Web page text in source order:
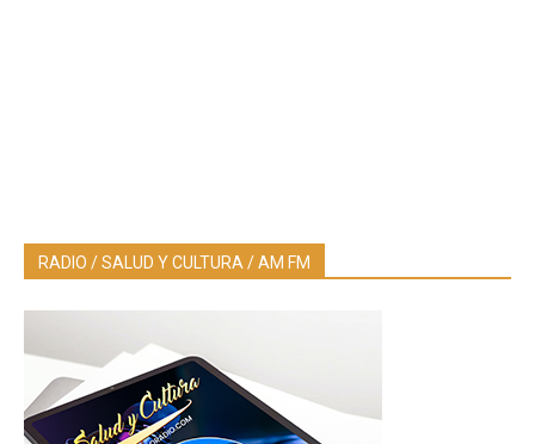
RADIO / SALUD Y CULTURA / AM FM